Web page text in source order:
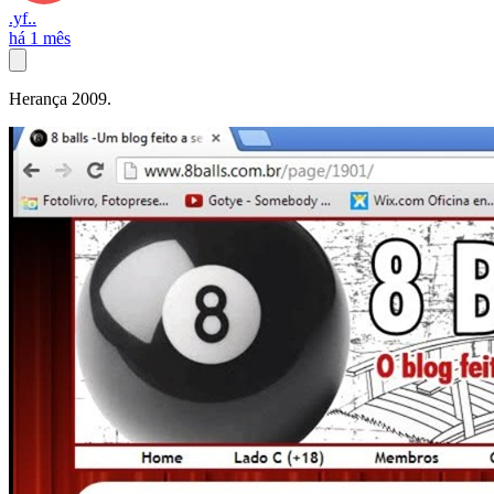
.yf..
há 1 mês
Herança 2009.